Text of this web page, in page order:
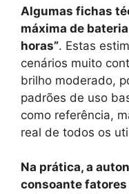
Algumas fichas
máxima de
horas”. Estas
cenários muito
brilho moderado,
padrões de uso
como referência,
real de todos os
Na prática, a
consoante fatores